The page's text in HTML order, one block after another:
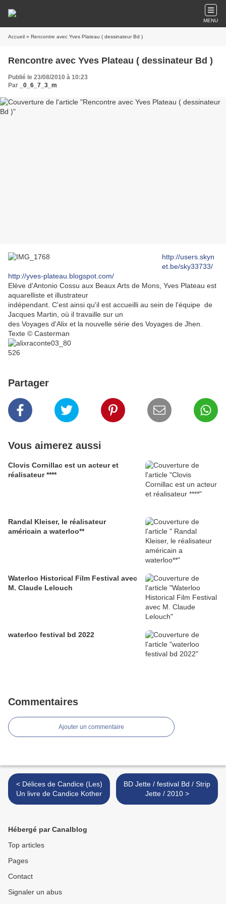
MENU
Accueil » Rencontre avec Yves Plateau ( dessinateur Bd )
Rencontre avec Yves Plateau ( dessinateur Bd )
Publié le 23/08/2010 à 10:23
Par
_0_6_7_3_m
http://users.skyn
et.be/sky33733/
http://yves-plateau.blogspot.com/
Elève d'Antonio Cossu aux Beaux Arts de Mons, Yves Plateau est
aquarelliste et illustrateur
indépendant. C'est ainsi qu'il est accueilli au sein de l'équipe de
Jacques Martin, où il travaille sur un
des Voyages d'Alix et la nouvelle série des Voyages de Jhen.
Texte © Casterman
Partager
Vous aimerez aussi
Clovis Cornillac est un acteur et
réalisateur ****
Randal Kleiser, le réalisateur
américain a waterloo**
Waterloo Historical Film Festival avec
M. Claude Lelouch
waterloo festival bd 2022
Commentaires
Ajouter un commentaire
< Délices de Candice (Les)
Un livre de Candice Kother
BD Jette / festival Bd / Strip
Jette / 2010 >
Hébergé par Canalblog
Top articles
Pages
Contact
Signaler un abus